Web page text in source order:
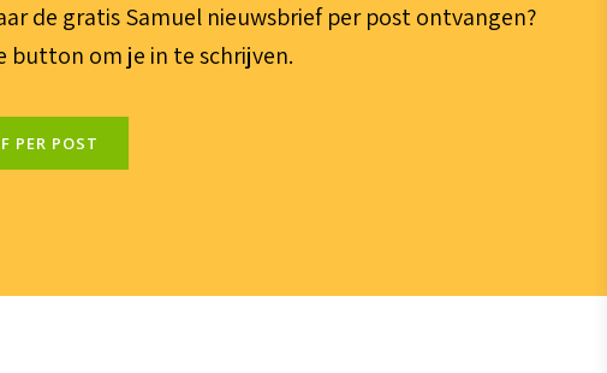
de gratis Samuel nieuwsbrief per post ontvangen?
button om je in te schrijven.
PER POST